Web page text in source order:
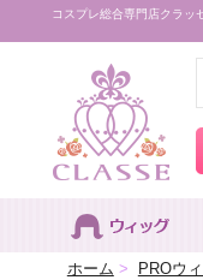
コスプレ総合専門店クラッ
ホーム > PROウ